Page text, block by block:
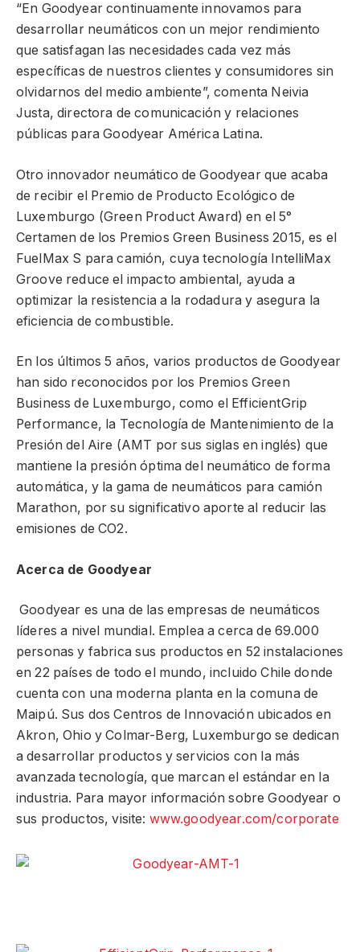
“En Goodyear continuamente innovamos para
desarrollar neumáticos con un mejor rendimiento
que satisfagan las necesidades cada vez más
específicas de nuestros clientes y consumidores sin
olvidarnos del medio ambiente”, comenta Neivia
Justa, directora de comunicación y relaciones
públicas para Goodyear América Latina.
Otro innovador neumático de Goodyear que acaba
de recibir el Premio de Producto Ecológico de
Luxemburgo (Green Product Award) en el 5°
Certamen de los Premios Green Business 2015, es el
FuelMax S para camión, cuya tecnología IntelliMax
Groove reduce el impacto ambiental, ayuda a
optimizar la resistencia a la rodadura y asegura la
eficiencia de combustible.
En los últimos 5 años, varios productos de Goodyear
han sido reconocidos por los Premios Green
Business de Luxemburgo, como el EfficientGrip
Performance, la Tecnología de Mantenimiento de la
Presión del Aire (AMT por sus siglas en inglés) que
mantiene la presión óptima del neumático de forma
automática, y la gama de neumáticos para camión
Marathon, por su significativo aporte al reducir las
emisiones de CO2.
Acerca de Goodyear
Goodyear es una de las empresas de neumáticos
líderes a nivel mundial. Emplea a cerca de 69.000
personas y fabrica sus productos en 52 instalaciones
en 22 países de todo el mundo, incluido Chile donde
cuenta con una moderna planta en la comuna de
Maipú. Sus dos Centros de Innovación ubicados en
Akron, Ohio y Colmar-Berg, Luxemburgo se dedican
a desarrollar productos y servicios con la más
avanzada tecnología, que marcan el estándar en la
industria. Para mayor información sobre Goodyear o
sus productos, visite: www.goodyear.com/corporate